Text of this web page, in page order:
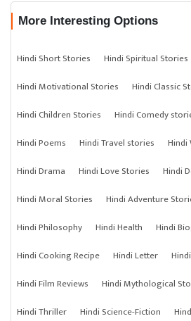
More Interesting Options
Hindi Short Stories Hindi Spiritual Stories
Hindi Motivational Stories
Hindi Classic
Hindi Children Stories
Hindi Comedy
Hindi Poems
Hindi Travel stories
Hindi
Hindi Drama
Hindi Love Stories
Hindi
Hindi Moral Stories
Hindi Adventure
Hindi Philosophy
Hindi Health
Hindi
Hindi Cooking Recipe
Hindi Letter
Hindi Film Reviews
Hindi Mythological
Hindi Thriller
Hindi Science-Fiction